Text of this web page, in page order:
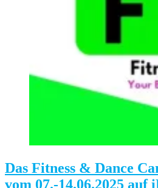
Das Fitness & Dance
vom 07.-14.06.2025 auf